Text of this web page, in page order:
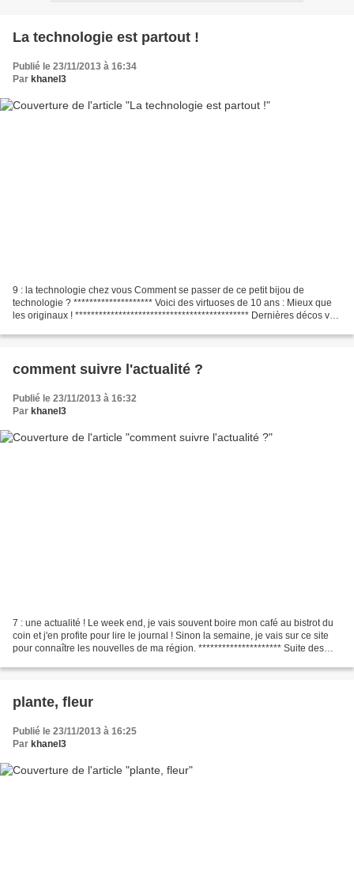
La technologie est partout !
Publié le 23/11/2013 à 16:34
Par khanel3
9 : la technologie chez vous Comment se passer de ce petit bijou de
technologie ? ******************** Voici des virtuoses de 10 ans : Mieux que
les originaux ! ******************************************** Dernières décos vu
comment suivre l'actualité ?
Publié le 23/11/2013 à 16:32
Par khanel3
7 : une actualité ! Le week end, je vais souvent boire mon café au bistrot du
coin et j'en profite pour lire le journal ! Sinon la semaine, je vais sur ce site
pour connaître les nouvelles de ma région. ********************* Suite des
plante, fleur
Publié le 23/11/2013 à 16:25
Par khanel3